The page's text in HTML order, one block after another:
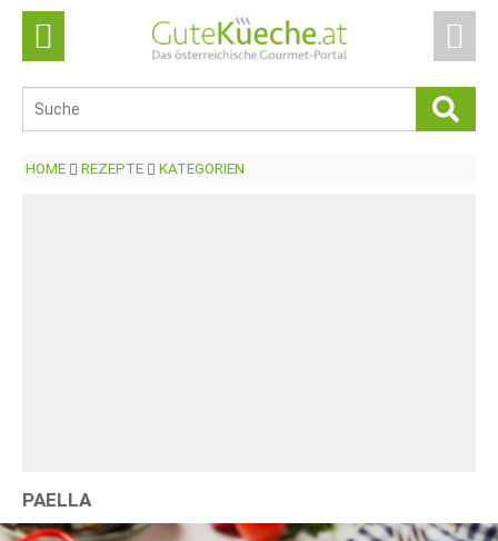
HOME REZEPTE KATEGORIEN
PAELLA